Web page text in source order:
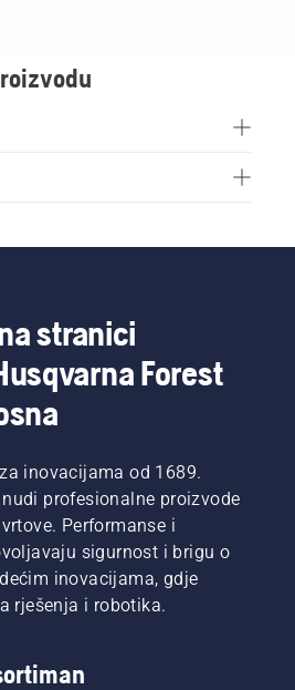
stranici
Forest
inovacijama od 1689.
profesionalne proizvode
Performanse i
sigurnost i brigu o
inovacijama, gdje
rješenja i robotika.